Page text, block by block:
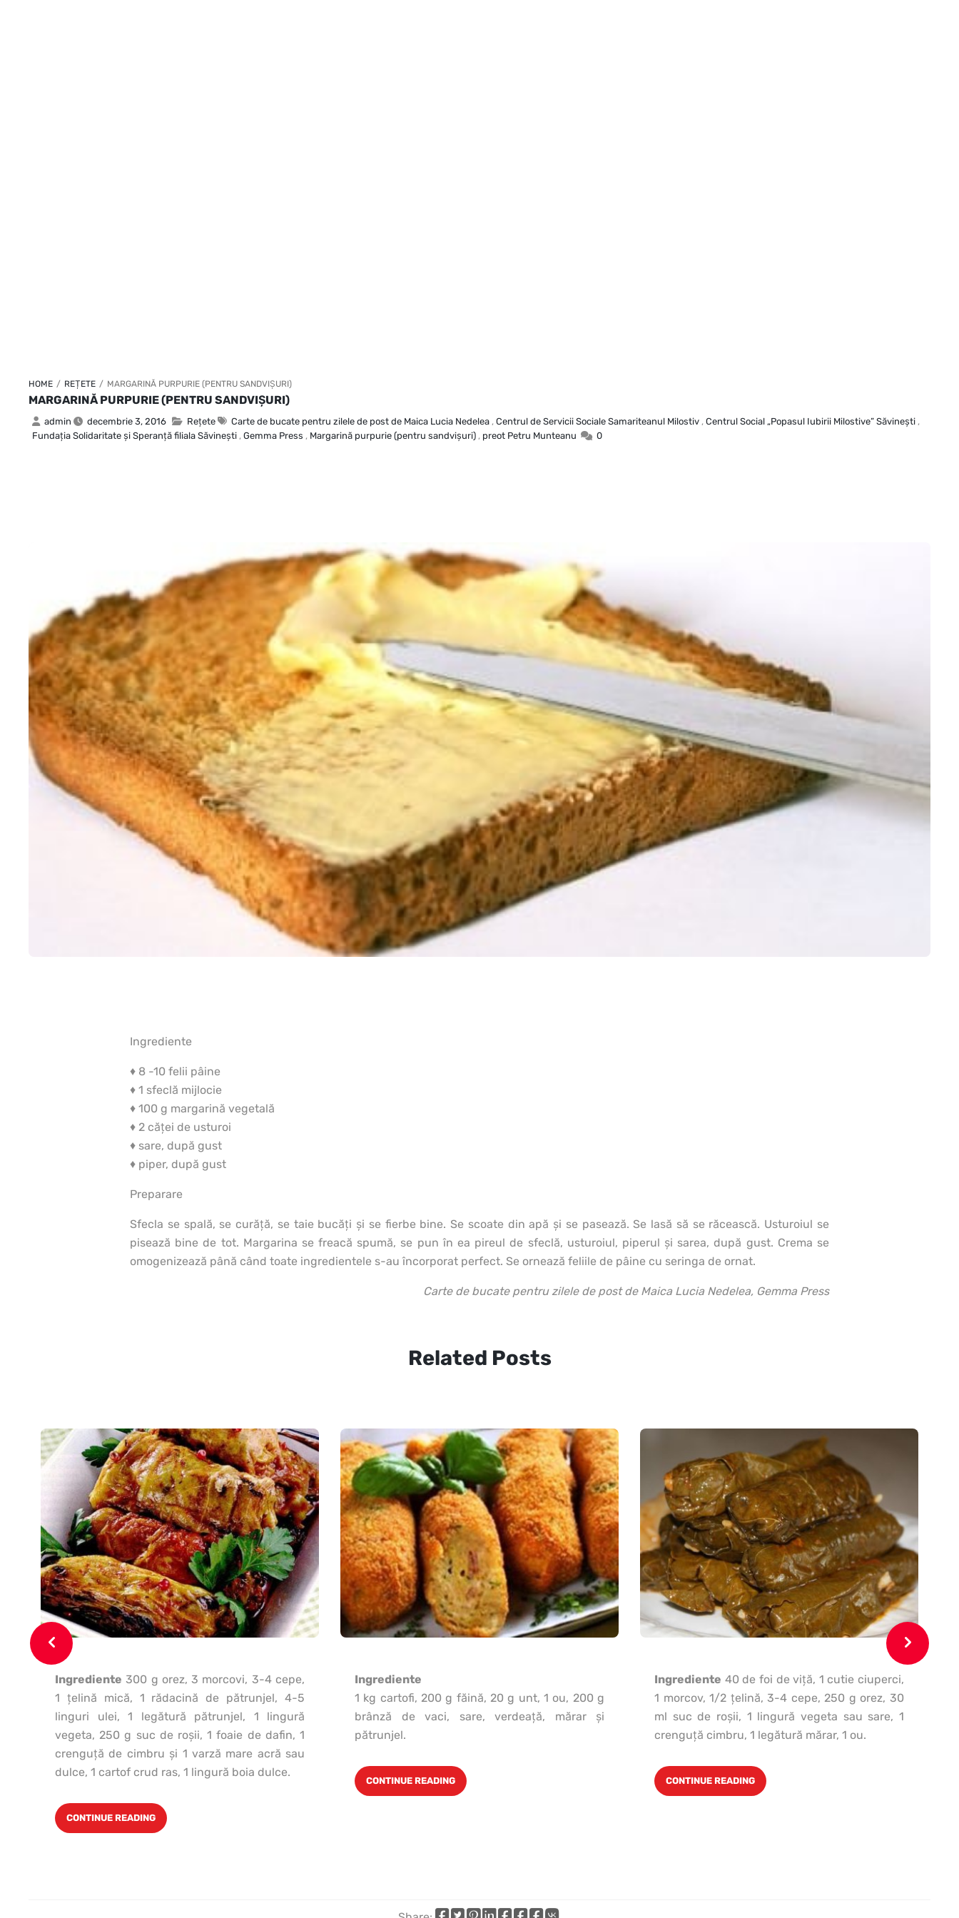
HOME / REȚETE / MARGARINĂ PURPURIE (PENTRU SANDVIŞURI)
MARGARINĂ PURPURIE (PENTRU SANDVIŞURI)
admin decembrie 3, 2016 Rețete Carte de bucate pentru zilele de post de Maica Lucia Nedelea , Centrul de Servicii Sociale Samariteanul Milostiv , Centrul Social „Popasul Iubirii Milostive” Săvineşti ,
Fundaţia Solidaritate şi Speranţă filiala Săvineşti , Gemma Press , Margarină purpurie (pentru sandvişuri) , preot Petru Munteanu 0
Ingrediente
♦ 8 -10 felii pâine
♦ 1 sfeclă mijlocie
♦ 100 g margarină vegetală
♦ 2 căţei de usturoi
♦ sare, după gust
♦ piper, după gust
Preparare
Sfecla se spală, se curăţă, se taie bucăţi şi se fierbe bine. Se scoate din apă şi se pasează. Se lasă să se răcească. Usturoiul se
pisează bine de tot. Margarina se freacă spumă, se pun în ea pireul de sfeclă, usturoiul, piperul şi sarea, după gust. Crema se
omogenizează până când toate ingredientele s-au încorporat perfect. Se ornează feliile de pâine cu seringa de ornat.
Carte de bucate pentru zilele de post de Maica Lucia Nedelea, Gemma Press
Related Posts
Ingrediente 300 g orez, 3 morcovi, 3-4 cepe,
1 ţelină mică, 1 rădacină de pătrunjel, 4-5
linguri ulei, 1 legătură pătrunjel, 1 lingură
vegeta, 250 g suc de roşii, 1 foaie de dafin, 1
crenguţă de cimbru şi 1 varză mare acră sau
dulce, 1 cartof crud ras, 1 lingură boia dulce.
CONTINUE READING
Ingrediente
1 kg cartofi, 200 g făină, 20 g unt, 1 ou, 200 g
brânză de vaci, sare, verdeaţă, mărar şi
pătrunjel.
CONTINUE READING
Ingrediente 40 de foi de viţă, 1 cutie ciuperci,
1 morcov, 1/2 ţelină, 3-4 cepe, 250 g orez, 30
ml suc de roşii, 1 lingură vegeta sau sare, 1
crenguţă cimbru, 1 legătură mărar, 1 ou.
CONTINUE READING